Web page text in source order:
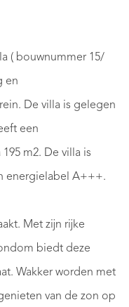
( bouwnummer 15/
en
De villa is gelegen
een
m2. De villa is
energielabel A+++.
Met zijn rijke
biedt deze
Wakker worden met
van de zon op